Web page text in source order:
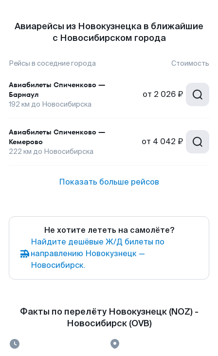
Авиарейсы из Новокузнецка в ближайшие
с Новосибирском города
Рейсы в соседние города Стоимость
Авиабилеты Спиченково —
Барнаул
192 км до Новосибирска
от 2 026 ₽
Авиабилеты Спиченково —
Кемерово
222 км до Новосибирска
от 4 042 ₽
Показать больше рейсов
Не хотите лететь на самолёте?
Найдите дешёвые Ж/Д билеты по
направлению Новокузнецк —
Новосибирск.
Факты по перелёту Новокузнецк (NOZ) -
Новосибирск (OVB)